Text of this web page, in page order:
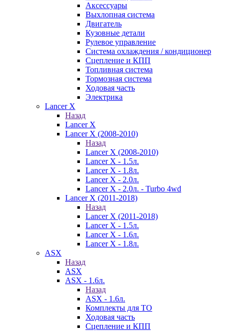
Аксессуары
Выхлопная система
Двигатель
Кузовные детали
Рулевое управление
Система охлаждения / кондиционер
Сцепление и КПП
Топливная система
Тормозная система
Ходовая часть
Электрика
Lancer X
Назад
Lancer X
Lancer X (2008-2010)
Назад
Lancer X (2008-2010)
Lancer X - 1.5л.
Lancer X - 1.8л.
Lancer X - 2.0л.
Lancer X - 2.0л. - Turbo 4wd
Lancer X (2011-2018)
Назад
Lancer X (2011-2018)
Lancer X - 1.5л.
Lancer X - 1.6л.
Lancer X - 1.8л.
ASX
Назад
ASX
ASX - 1.6л.
Назад
ASX - 1.6л.
Комплекты для ТО
Ходовая часть
Сцепление и КПП